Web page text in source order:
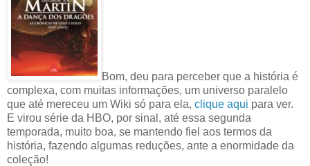
Bom, deu para perceber que a história é
complexa, com muitas informações, um universo paralelo
que até mereceu um Wiki só para ela, clique aqui para ver.
E virou série da HBO, por sinal, até essa segunda
temporada, muito boa, se mantendo fiel aos termos da
história, fazendo algumas reduções, ante a enormidade da
coleção!